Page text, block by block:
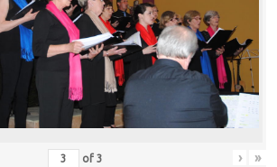
of 3 › »